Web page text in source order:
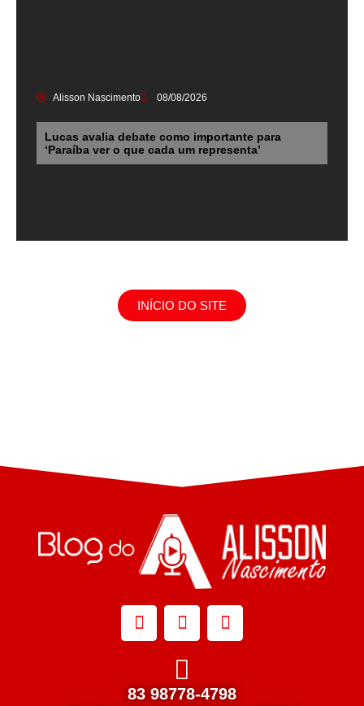
Alisson Nascimento 08/08/2026
Lucas avalia debate como importante para
‘Paraíba ver o que cada um representa’
INÍCIO DO SITE
83 98778-4798